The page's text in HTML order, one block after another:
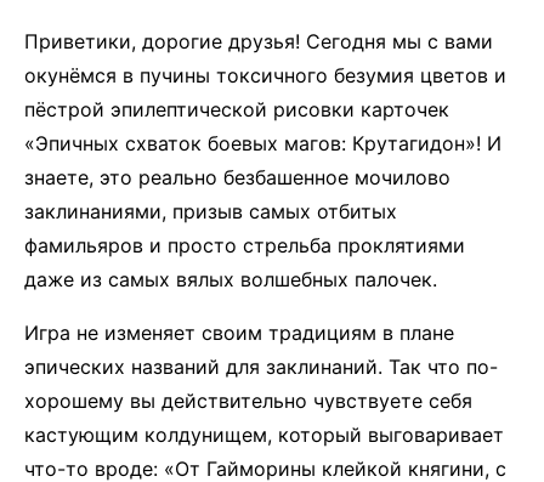
Приветики, дорогие друзья! Сегодня мы с вами
окунёмся в пучины токсичного безумия цветов и
пёстрой эпилептической рисовки карточек
«Эпичных схваток боевых магов: Крутагидон»! И
знаете, это реально безбашенное мочилово
заклинаниями, призыв самых отбитых
фамильяров и просто стрельба проклятиями
даже из самых вялых волшебных палочек.
Игра не изменяет своим традициям в плане
эпических названий для заклинаний. Так что по-
хорошему вы действительно чувствуете себя
кастующим колдунищем, который выговаривает
что-то вроде: «От Гайморины клейкой княгини, с